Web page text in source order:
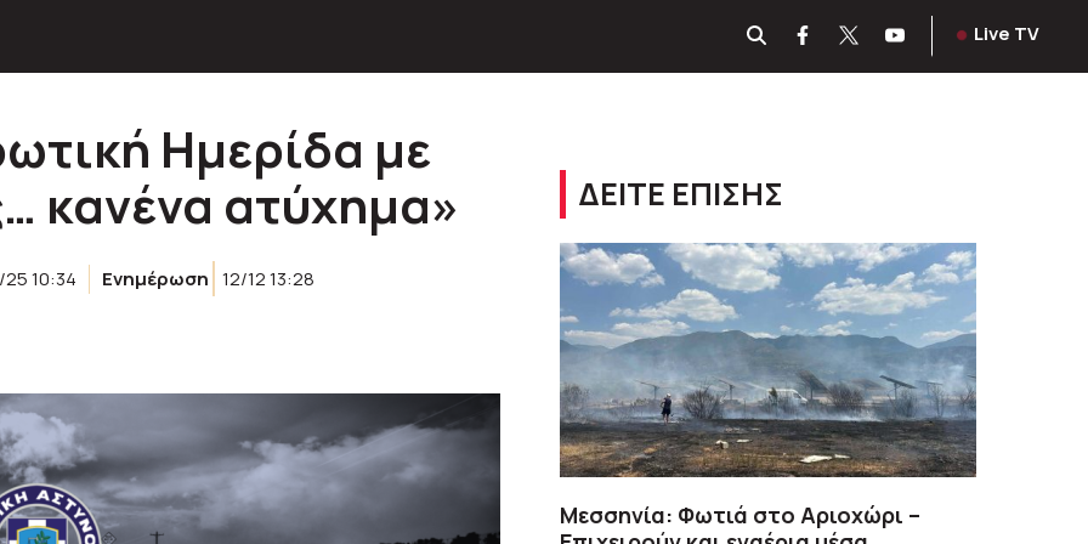
Live TV
Ημερίδα με
κανένα ατύχημα»
25 10:34 Ενημέρωση 12/12 13:28
ΔΕΙΤΕ ΕΠΙΣΗΣ
Μεσσηνία: Φωτιά στο Αριοχώρι –